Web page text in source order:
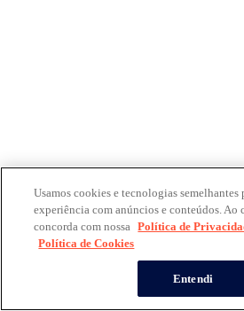
Usamos cookies e tecnologias semelhantes
experiência com anúncios e conteúdos. Ao
concorda com nossa Política de
Política de Cookies
Entendi